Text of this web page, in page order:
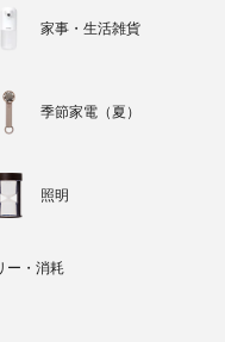
家事・生活雑貨
季節家電（夏）
照明
ー・消耗